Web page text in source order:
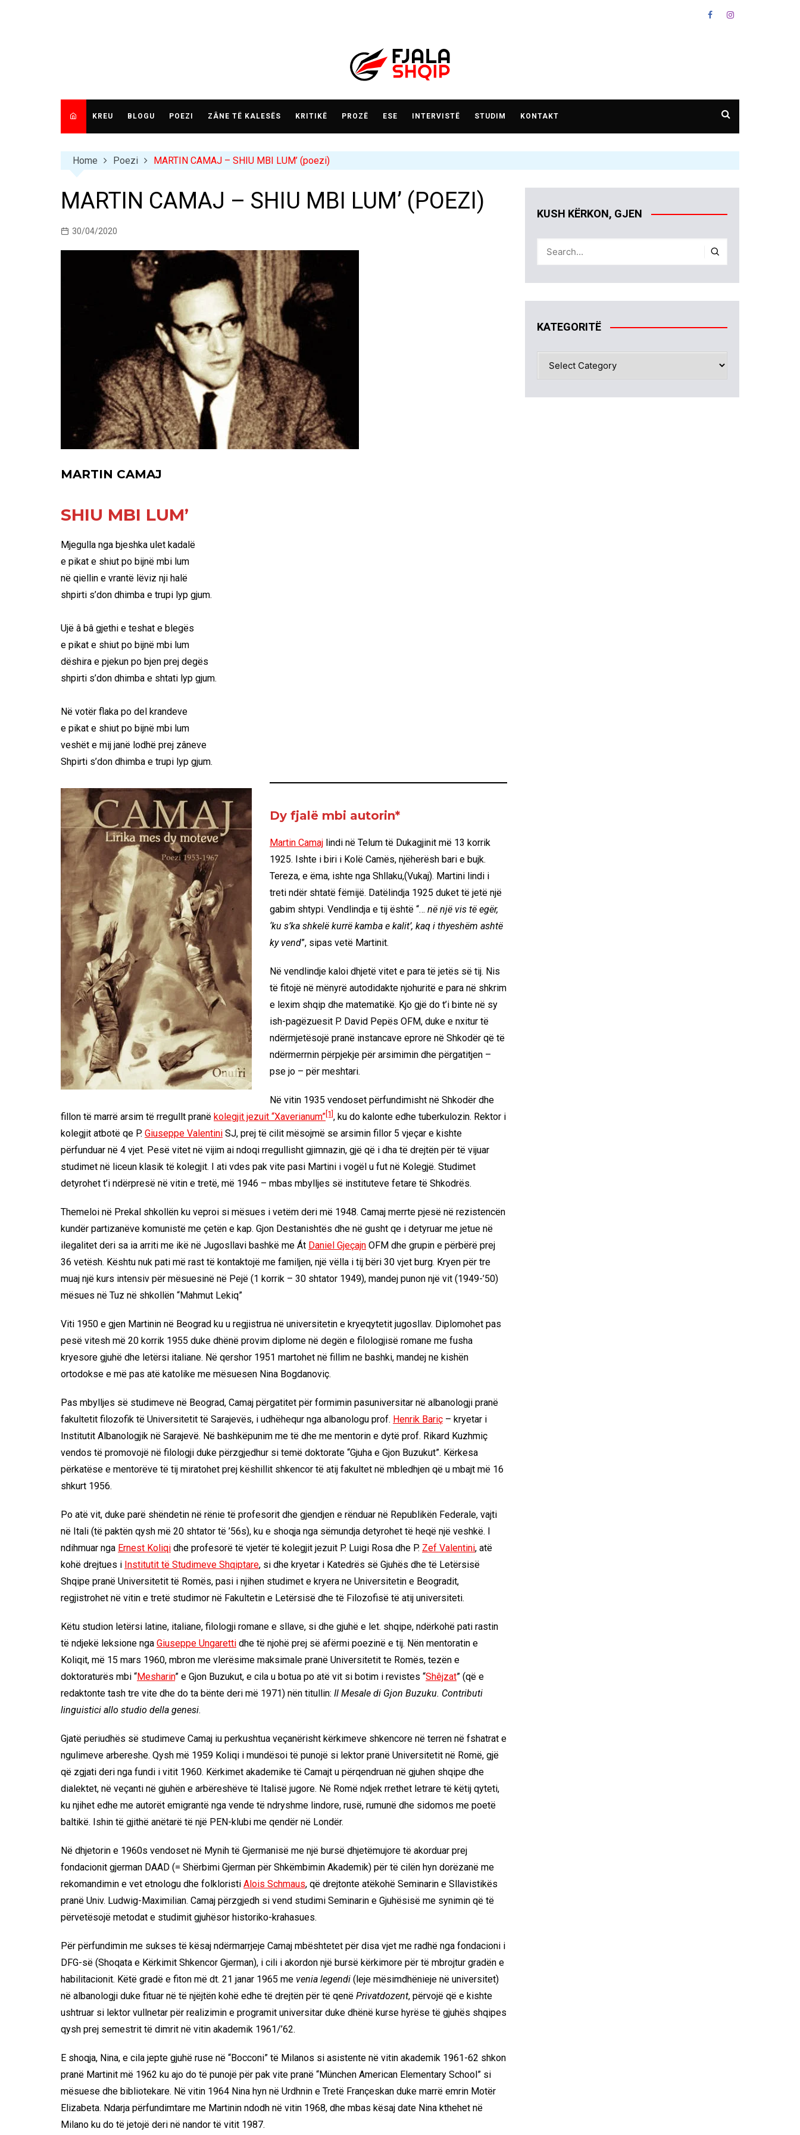
KREU BLOGU POEZI ZÂNE TË KALESËS KRITIKË PROZË ESE INTERVISTË STUDIM KONTAKT
Home Poezi MARTIN CAMAJ – SHIU MBI LUM’ (poezi)
MARTIN CAMAJ – SHIU MBI LUM’ (POEZI)
30/04/2020
MARTIN CAMAJ
SHIU MBI LUM’
Mjegulla nga bjeshka ulet kadalë
e pikat e shiut po bijnë mbi lum
në qiellin e vrantë lëviz nji halë
shpirti s’don dhimba e trupi lyp gjum.
Ujë â bâ gjethi e teshat e blegës
e pikat e shiut po bijnë mbi lum
dëshira e pjekun po bjen prej degës
shpirti s’don dhimba e shtati lyp gjum.
Në votër flaka po del krandeve
e pikat e shiut po bijnë mbi lum
veshët e mij janë lodhë prej zâneve
Shpirti s’don dhimba e trupi lyp gjum.
Dy fjalë mbi autorin*
Martin Camaj lindi në Telum të Dukagjinit më 13 korrik
1925. Ishte i biri i Kolë Camës, njëherësh bari e bujk.
Tereza, e ëma, ishte nga Shllaku,(Vukaj). Martini lindi i
treti ndër shtatë fëmijë. Datëlindja 1925 duket të jetë një
gabim shtypi. Vendlindja e tij është “… në një vis të egër,
‘ku s’ka shkelë kurrë kamba e kalit’, kaq i thyeshëm ashtë
ky vend”, sipas vetë Martinit.
Në vendlindje kaloi dhjetë vitet e para të jetës së tij. Nis
të fitojë në mënyrë autodidakte njohuritë e para në shkrim
e lexim shqip dhe matematikë. Kjo gjë do t’i binte në sy
ish-pagëzuesit P. David Pepës OFM, duke e nxitur të
ndërmjetësojë pranë instancave eprore në Shkodër që të
ndërmerrnin përpjekje për arsimimin dhe përgatitjen –
pse jo – për meshtari.
Në vitin 1935 vendoset përfundimisht në Shkodër dhe
fillon të marrë arsim të rregullt pranë kolegjit jezuit “Xaverianum”[1], ku do kalonte edhe tuberkulozin. Rektor i
kolegjit atbotë qe P. Giuseppe Valentini SJ, prej të cilit mësojmë se arsimin fillor 5 vjeçar e kishte
përfunduar në 4 vjet. Pesë vitet në vijim ai ndoqi rregullisht gjimnazin, gjë që i dha të drejtën për të vijuar
studimet në liceun klasik të kolegjit. I ati vdes pak vite pasi Martini i vogël u fut në Kolegjë. Studimet
detyrohet t’i ndërpresë në vitin e tretë, më 1946 – mbas mbylljes së instituteve fetare të Shkodrës.
Themeloi në Prekal shkollën ku veproi si mësues i vetëm deri më 1948. Camaj merrte pjesë në rezistencën
kundër partizanëve komunistë me çetën e kap. Gjon Destanishtës dhe në gusht qe i detyruar me jetue në
ilegalitet deri sa ia arriti me ikë në Jugosllavi bashkë me Át Daniel Gjeçajn OFM dhe grupin e përbërë prej
36 vetësh. Kështu nuk pati më rast të kontaktojë me familjen, një vëlla i tij bëri 30 vjet burg. Kryen për tre
muaj një kurs intensiv për mësuesinë në Pejë (1 korrik – 30 shtator 1949), mandej punon një vit (1949-’50)
mësues në Tuz në shkollën “Mahmut Lekiq”
Viti 1950 e gjen Martinin në Beograd ku u regjistrua në universitetin e kryeqytetit jugosllav. Diplomohet pas
pesë vitesh më 20 korrik 1955 duke dhënë provim diplome në degën e filologjisë romane me fusha
kryesore gjuhë dhe letërsi italiane. Në qershor 1951 martohet në fillim ne bashki, mandej ne kishën
ortodokse e më pas atë katolike me mësuesen Nina Bogdanoviç.
Pas mbylljes së studimeve në Beograd, Camaj përgatitet për formimin pasuniversitar në albanologji pranë
fakultetit filozofik të Universitetit të Sarajevës, i udhëhequr nga albanologu prof. Henrik Bariç – kryetar i
Institutit Albanologjik në Sarajevë. Në bashkëpunim me të dhe me mentorin e dytë prof. Rikard Kuzhmiç
vendos të promovojë në filologji duke përzgjedhur si temë doktorate “Gjuha e Gjon Buzukut”. Kërkesa
përkatëse e mentorëve të tij miratohet prej këshillit shkencor të atij fakultet në mbledhjen që u mbajt më 16
shkurt 1956.
Po atë vit, duke parë shëndetin në rënie të profesorit dhe gjendjen e rënduar në Republikën Federale, vajti
në Itali (të paktën qysh më 20 shtator të ’56s), ku e shoqja nga sëmundja detyrohet të heqë një veshkë. I
ndihmuar nga Ernest Koliqi dhe profesorë të vjetër të kolegjit jezuit P. Luigi Rosa dhe P. Zef Valentini, atë
kohë drejtues i Institutit të Studimeve Shqiptare, si dhe kryetar i Katedrës së Gjuhës dhe të Letërsisë
Shqipe pranë Universitetit të Romës, pasi i njihen studimet e kryera ne Universitetin e Beogradit,
regjistrohet në vitin e tretë studimor në Fakultetin e Letërsisë dhe të Filozofisë të atij universiteti.
Këtu studion letërsi latine, italiane, filologji romane e sllave, si dhe gjuhë e let. shqipe, ndërkohë pati rastin
të ndjekë leksione nga Giuseppe Ungaretti dhe të njohë prej së afërmi poezinë e tij. Nën mentoratin e
Koliqit, më 15 mars 1960, mbron me vlerësime maksimale pranë Universitetit te Romës, tezën e
doktoraturës mbi “Mesharin” e Gjon Buzukut, e cila u botua po atë vit si botim i revistes “Shêjzat” (që e
redaktonte tash tre vite dhe do ta bënte deri më 1971) nën titullin: Il Mesale di Gjon Buzuku. Contributi
linguistici allo studio della genesi.
Gjatë periudhës së studimeve Camaj iu perkushtua veçanërisht kërkimeve shkencore në terren në fshatrat e
ngulimeve arbereshe. Qysh më 1959 Koliqi i mundësoi të punojë si lektor pranë Universitetit në Romë, gjë
që zgjati deri nga fundi i vitit 1960. Kërkimet akademike të Camajt u përqendruan në gjuhen shqipe dhe
dialektet, në veçanti në gjuhën e arbëreshëve të Italisë jugore. Në Romë ndjek rrethet letrare të këtij qyteti,
ku njihet edhe me autorët emigrantë nga vende të ndryshme lindore, rusë, rumunë dhe sidomos me poetë
baltikë. Ishin të gjithë anëtarë të një PEN-klubi me qendër në Londër.
Në dhjetorin e 1960s vendoset në Mynih të Gjermanisë me një bursë dhjetëmujore të akorduar prej
fondacionit gjerman DAAD (= Shërbimi Gjerman për Shkëmbimin Akademik) për të cilën hyn dorëzanë me
rekomandimin e vet etnologu dhe folkloristi Alois Schmaus, që drejtonte atëkohë Seminarin e Sllavistikës
pranë Univ. Ludwig-Maximilian. Camaj përzgjedh si vend studimi Seminarin e Gjuhësisë me synimin që të
përvetësojë metodat e studimit gjuhësor historiko-krahasues.
Për përfundimin me sukses të kësaj ndërmarrjeje Camaj mbështetet për disa vjet me radhë nga fondacioni i
DFG-së (Shoqata e Kërkimit Shkencor Gjerman), i cili i akordon një bursë kërkimore për të mbrojtur gradën e
habilitacionit. Këtë gradë e fiton më dt. 21 janar 1965 me venia legendi (leje mësimdhënieje në universitet)
në albanologji duke fituar në të njëjtën kohë edhe të drejtën për të qenë Privatdozent, përvojë që e kishte
ushtruar si lektor vullnetar për realizimin e programit universitar duke dhënë kurse hyrëse të gjuhës shqipes
qysh prej semestrit të dimrit në vitin akademik 1961/’62.
E shoqja, Nina, e cila jepte gjuhë ruse në “Bocconi” të Milanos si asistente në vitin akademik 1961-62 shkon
pranë Martinit më 1962 ku ajo do të punojë për pak vite pranë “München American Elementary School” si
mësuese dhe bibliotekare. Në vitin 1964 Nina hyn në Urdhnin e Tretë Françeskan duke marrë emrin Motër
Elizabeta. Ndarja përfundimtare me Martinin ndodh në vitin 1968, dhe mbas kësaj date Nina kthehet në
Milano ku do të jetojë deri në nandor të vitit 1987.
KUSH KËRKON, GJEN
KATEGORITË
KATEGORITË